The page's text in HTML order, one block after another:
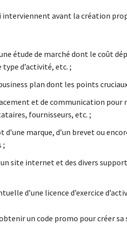
interviennent avant la création
étude de marché dont le coût
type d’activité, etc. ;
plan dont les points
et de communication pour
fournisseurs, etc. ;
d’une marque, d’un brevet ou
;
site internet et des divers
d’une licence d’exercice
un code promo pour créer sa